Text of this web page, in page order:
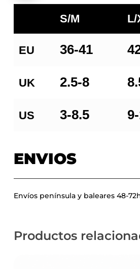
S/M L/
EU 36-41
UK 2.5-8
US 3-8.5
ENVIOS
Envíos península y baleares 48-
Productos